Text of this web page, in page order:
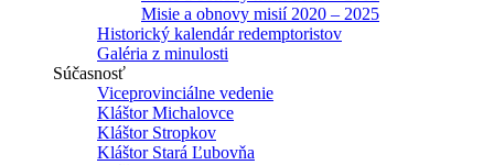
Misie a obnovy misií 2020 – 2025
Historický kalendár redemptoristov
Galéria z minulosti
Súčasnosť
Viceprovinciálne vedenie
Kláštor Michalovce
Kláštor Stropkov
Kláštor Stará Ľubovňa